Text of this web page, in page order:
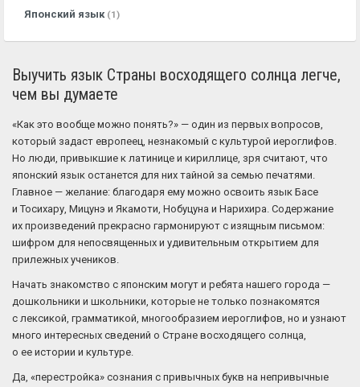
Японский язык (1)
Выучить язык Страны восходящего солнца легче,
чем вы думаете
«Как это вообще можно понять?» — один из первых вопросов,
который задаст европеец, незнакомый с культурой иероглифов.
Но люди, привыкшие к латинице и кириллице, зря считают, что
японский язык останется для них тайной за семью печатями.
Главное — желание: благодаря ему можно освоить язык Басе
и Тосихару, Мицунэ и Якамоти, Нобуцуна и Нарихира. Содержание
их произведений прекрасно гармонируют с изящным письмом:
шифром для непосвященных и удивительным открытием для
прилежных учеников.
Начать знакомство с японским могут и ребята нашего города —
дошкольники и школьники, которые не только познакомятся
с лексикой, грамматикой, многообразием иероглифов, но и узнают
много интересных сведений о Стране восходящего солнца,
о ее истории и культуре.
Да, «перестройка» сознания с привычных букв на непривычные